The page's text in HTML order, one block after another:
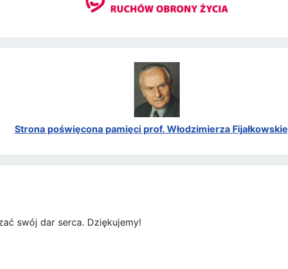
Strona poświęcona pamięci prof. Włodzimierza
swój dar serca. Dziękujemy!